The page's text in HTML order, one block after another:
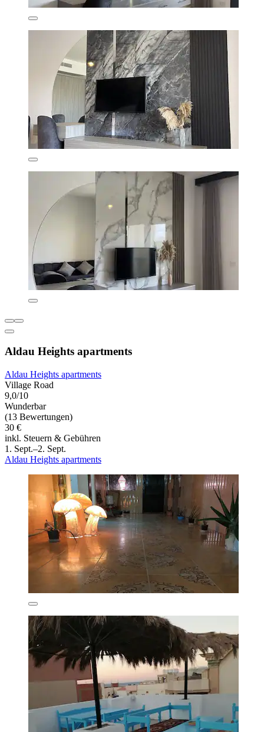
Aldau Heights apartments
Aldau Heights apartments
Village Road
9,0/10
Wunderbar
(13 Bewertungen)
30 €
inkl. Steuern & Gebühren
1. Sept.–2. Sept.
Aldau Heights apartments